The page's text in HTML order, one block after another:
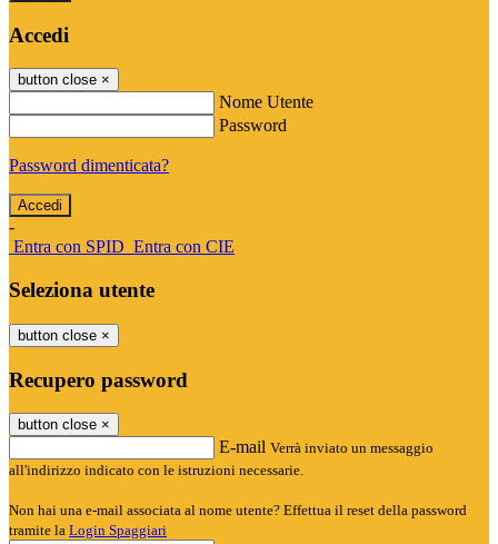
Accedi
button close ×
Nome Utente
Password
Password dimenticata?
-
Entra con SPID Entra con CIE
Seleziona utente
button close ×
Recupero password
button close ×
E-mail Verrà inviato un messaggio
all'indirizzo indicato con le istruzioni necessarie.
Non hai una e-mail associata al nome utente? Effettua il reset della password
tramite la Login Spaggiari